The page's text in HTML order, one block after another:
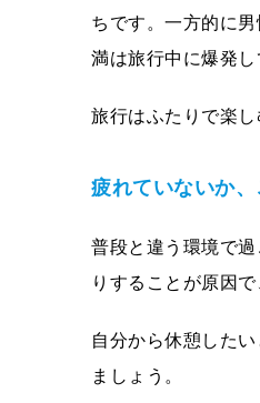
ちです。一方的に
満は旅行中に爆発し
旅行はふたりで楽
疲れていないか
普段と違う環境で
りすることが原因
自分から休憩した
ましょう。